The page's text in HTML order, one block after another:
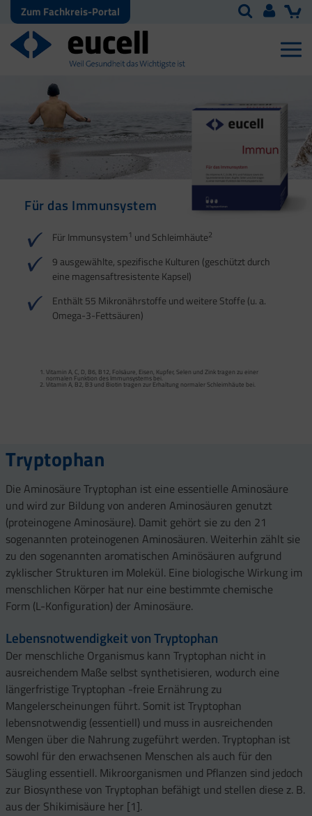
Zum Fachkreis-Portal
Für das Immunsystem
Für Immunsystem1 und Schleimhäute2
9 ausgewählte, spezifische Kulturen (geschützt durch
eine magensaftresistente Kapsel)
Enthält 55 Mikronährstoffe und weitere Stoffe (u. a.
Omega-3-Fettsäuren)
Vitamin A, C, D, B6, B12, Folsäure, Eisen, Kupfer, Selen und Zink tragen zu einer
normalen Funktion des Immunsystems bei.
Vitamin A, B2, B3 und Biotin tragen zur Erhaltung normaler Schleimhäute bei.
Für Haut, Haare und
4
Vitamin A, Beta-Carotin, Vitamine B2, B3, Biotin und Zink tragen zur Erhaltung
Für Ihre natürliche
normalen Stoffwechsel von Makronährstoffen bei.
Vitamin B2 und Biotin tragen zur Erhaltung normaler Schleimhäute (einschließlich
Darmschleimhaut) bei.
Vitamin D und Zink tragen zur normalen Funktion des Immunsystems bei.
Tryptophan
Die Aminosäure Tryptophan ist eine essentielle Aminosäure
und wird zur Bildung von anderen Aminosäuren genutzt
(proteinogene Aminosäure). Damit gehört sie zu den 21
sogenannten proteinogenen Aminosäuren. Weiterhin zählt sie
zu den sogenannten aromatischen Aminösäuren aufgrund
zyklischer Strukturen im Molekül. Eine biologische Wirkung im
menschlichen Körper hat nur eine bestimmte chemische
Form (L-Konfiguration) der Aminosäure.
Lebensnotwendigkeit von Tryptophan
Der menschliche Organismus kann Tryptophan nicht in
ausreichendem Maße selbst synthetisieren, wodurch eine
längerfristige Tryptophan -freie Ernährung zu
Mangelerscheinungen führt. Somit ist Tryptophan
lebensnotwendig (essentiell) und muss in ausreichenden
Mengen über die Nahrung zugeführt werden. Tryptophan ist
sowohl für den erwachsenen Menschen als auch für den
Säugling essentiell. Mikroorganismen und Pflanzen sind jedoch
zur Biosynthese von Tryptophan befähigt und stellen diese z. B.
aus der Shikimisäure her [1].